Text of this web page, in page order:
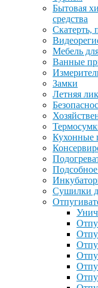
Бытовая
средства
Скатерть,
Мебель
Ванные
Замки
Летняя
Кухонные
Подсобное
Сушилки